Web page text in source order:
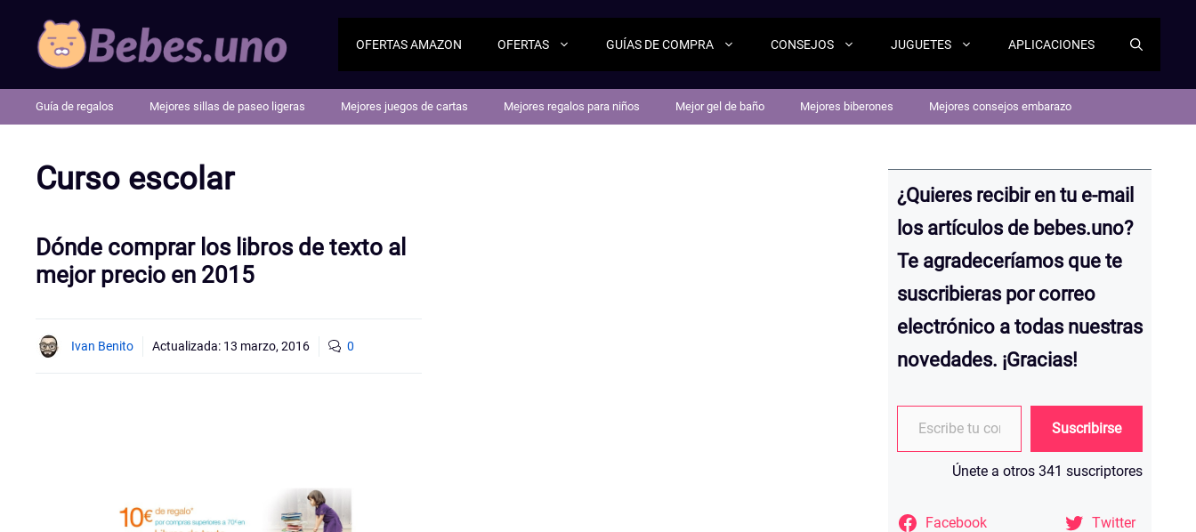
Saltar
OFERTAS AMAZON OFERTAS GUÍAS DE COMPRA CONSEJOS JUGUETES APLICACIONES
Guía de regalos Mejores sillas de paseo ligeras Mejores juegos de cartas Mejores regalos para niños Mejor gel de baño Mejores biberones Mejores consejos embarazo
Curso escolar
Dónde comprar los libros de texto al
mejor precio en 2015
Ivan Benito Actualizada: 13 marzo, 2016 0
¿Quieres recibir en tu e-mail
los artículos de bebes.uno?
Te agradeceríamos que te
suscribieras por correo
electrónico a todas nuestras
novedades. ¡Gracias!
Escribe tu correo electrónico…
Suscribirse
Únete a otros 341 suscriptores
Facebook
Twitter